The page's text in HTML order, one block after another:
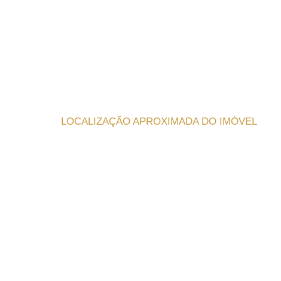
LOCALIZAÇÃO APROXIMADA DO IMÓVEL